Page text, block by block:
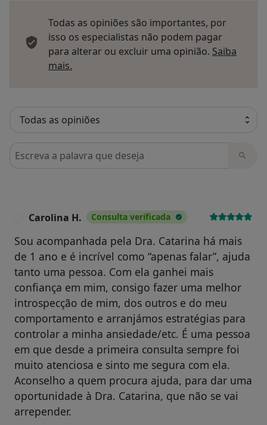
Todas as opiniões são importantes, por
isso os especialistas não podem pagar
para alterar ou excluir uma opinião. Saiba
mais.
Pesquisar em opiniões
Carolina H. Consulta verificada
Sou acompanhada pela Dra. Catarina há mais
de 1 ano e é incrível como “apenas falar”, ajuda
tanto uma pessoa. Com ela ganhei mais
confiança em mim, consigo fazer uma melhor
introspecção de mim, dos outros e do meu
comportamento e arranjámos estratégias para
controlar a minha ansiedade/etc. É uma pessoa
em que desde a primeira consulta sempre foi
muito atenciosa e sinto me segura com ela.
Aconselho a quem procura ajuda, para dar uma
oportunidade à Dra. Catarina, que não se vai
arrepender.